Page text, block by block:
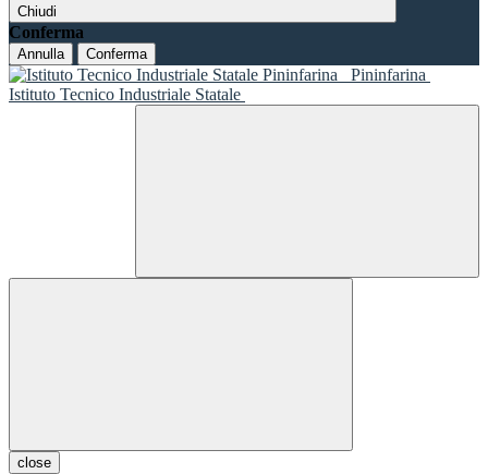
Chiudi
Conferma
Annulla Conferma
Pininfarina
Istituto Tecnico Industriale Statale
close